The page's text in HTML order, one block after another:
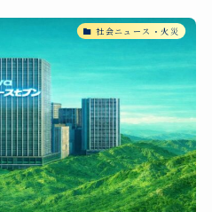
社会ニュース・火災